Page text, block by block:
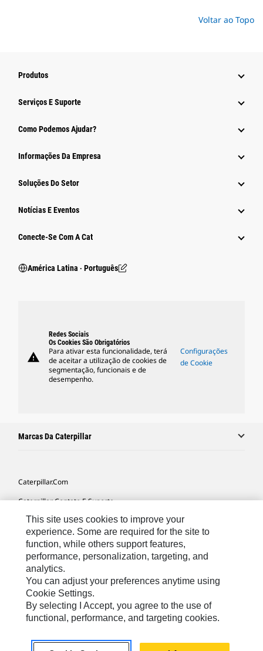
Voltar ao Topo
Produtos
Serviços E Suporte
Como Podemos Ajudar?
Informações Da Empresa
Soluções Do Setor
Notícias E Eventos
Conecte-Se Com A Cat
América Latina ‧ Português
warning
Redes Sociais
Os Cookies São Obrigatórios
Para ativar esta funcionalidade, terá
de aceitar a utilização de cookies de
segmentação, funcionais e de
desempenho.
Configurações
de Cookie
Marcas Da Caterpillar
Caterpillar.com
Caterpillar Contato E Suporte
Minhas Preferências De Marketing
Mapa Do Local
Cookie Settings
Legal
Privacidade
Portuguese
reservados.
This site uses cookies to improve your
experience. Some are required for the site to
function, while others support features,
performance, personalization, targeting, and
analytics.
You can adjust your preferences anytime using
Cookie Settings.
By selecting I Accept, you agree to the use of
functional, performance, and targeting cookies.